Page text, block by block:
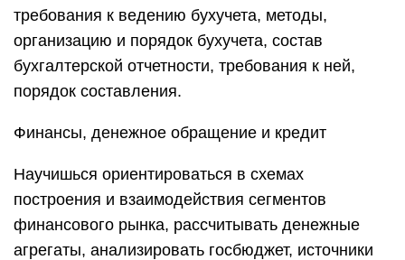
требования к ведению бухучета, методы,
организацию и порядок бухучета, состав
бухгалтерской отчетности, требования к ней,
порядок составления.
Финансы, денежное обращение и кредит
Научишься ориентироваться в схемах
построения и взаимодействия сегментов
финансового рынка, рассчитывать денежные
агрегаты, анализировать госбюджет, источники